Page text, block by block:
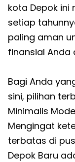
kota Depok ini
setiap
paling aman
finansial Anda
Bagi Anda
sini, pilihan
Minimalis
Mengingat
terbatas di
Depok Baru